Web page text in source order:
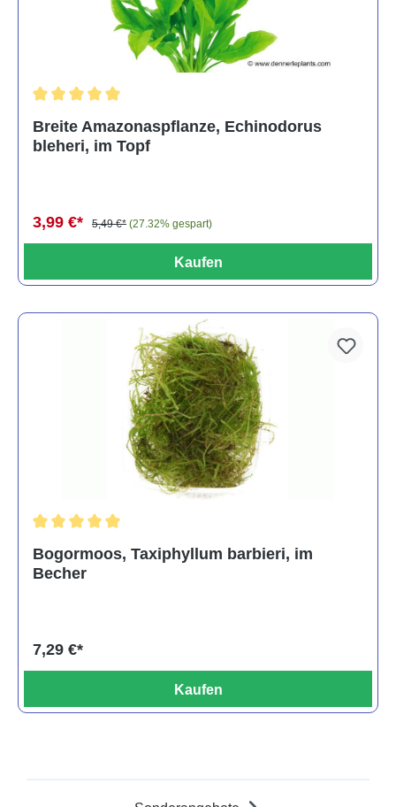
Breite Amazonaspflanze, Echinodorus
bleheri, im Topf
3,99 €* 5,49 €* (27.32% gespart)
Kaufen
Bogormoos, Taxiphyllum barbieri, im
Becher
7,29 €*
Kaufen